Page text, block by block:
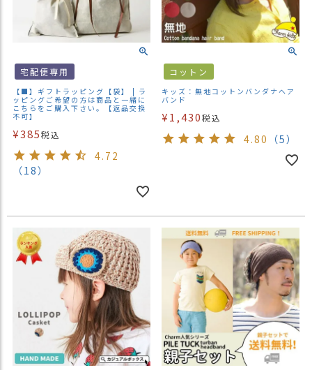
宅配便専用
【■】ギフトラッピング【袋】 | ラ
ッピングご希望の方は商品と一緒に
こちらをご購入下さい。【返品交換
不可】
¥385税込
4.72
（18）
コットン
キッズ：無地コットンバンダナヘア
バンド
¥1,430税込
4.80 （5）